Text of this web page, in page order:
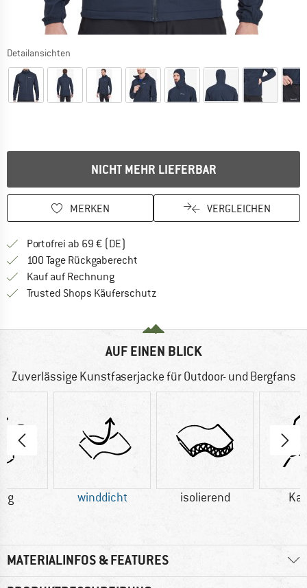
Detailansichten
NICHT MEHR LIEFERBAR
MERKEN VERGLEICHEN
Portofrei ab 69 € (DE)
100 Tage Rückgaberecht
Kauf auf RechnungFinde die Zahlungs-Infos hier! Öffnet
Trusted Shops Käuferschutz
AUF EINEN BLICK
Zuverlässige Kunstfaserjacke für Outdoor- und Bergfans
g winddicht isolierend
MATERIALINFOS & FEATURES